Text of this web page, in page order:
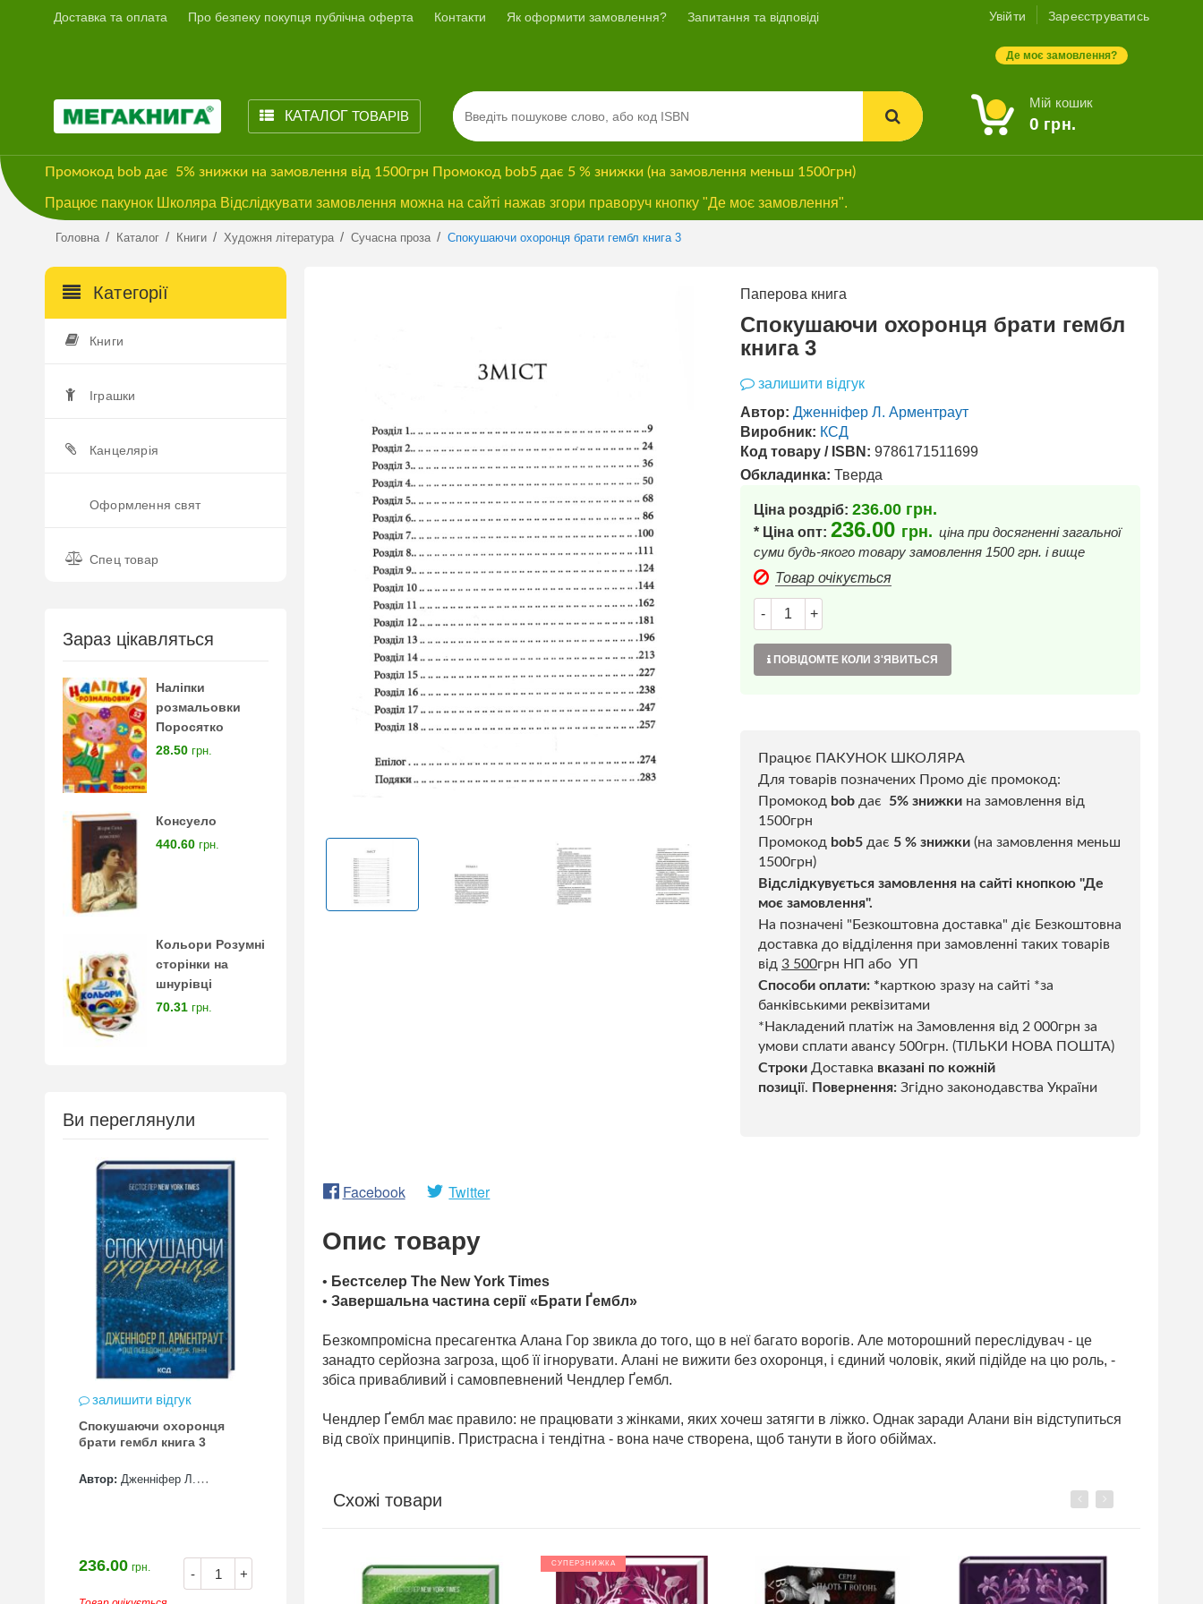
Доставка та оплата Про безпеку покупця публічна оферта Контакти Як оформити замовлення? Запитання та відповіді Увійти Зареєструватись
Де моє замовлення?
КАТАЛОГТОВАРІВ
Мій кошик
0 грн.
Промокод bob дає 5% знижки на замовлення від 1500грн Промокод bob5 дає 5 % знижки (на замовлення меньш 1500грн)
Працює пакунок Школяра Відслідкувати замовлення можна на сайті нажав згори праворуч кнопку "Де моє замовлення".
Головна / Каталог / Книги / Художня література / Сучасна проза / Спокушаючи охоронця брати гембл книга 3
Категорії
Книги
Іграшки
Канцелярія
Оформлення свят
Спец товар
Зараз цікавляться
Наліпки
розмальовки
Поросятко
28.50 грн.
Консуело
440.60 грн.
Кольори Розумні
сторінки на
шнурівці
70.31 грн.
Ви переглянули
залишити відгук
Спокушаючи охоронця
брати гембл книга 3
Автор: Дженніфер Л.
- +
236.00 грн.
Previous
Паперова книга
Спокушаючи охоронця брати гембл
книга 3
залишити відгук
Автор: Дженніфер Л. Арментраут
Виробник: КСД
Код товару / ISBN: 9786171511699
Обкладинка: Тверда
Ціна роздріб: 236.00 грн.
* Ціна опт: 236.00 грн. ціна при досягненні загальної
суми будь-якого товару замовлення 1500 грн. і вище
Товар очікується
- +
ПОВІДОМТЕ КОЛИ З'ЯВИТЬСЯ
Працює ПАКУНОК ШКОЛЯРА
Для товарів позначених Промо діє промокод:
Промокод bob дає 5% знижки на замовлення від
1500грн
Промокод bob5 дає 5 % знижки (на замовлення меньш
1500грн)
Відслідкувується замовлення на сайті кнопкою "Де
моє замовлення".
На позначені "Безкоштовна доставка" діє Безкоштовна
доставка до відділення при замовленні таких товарів
від 3 500грн НП або УП
Способи оплати: *карткою зразу на сайті *за
банківськими реквізитами
*Накладений платіж на Замовлення від 2 000грн за
умови сплати авансу 500грн. (ТІЛЬКИ НОВА ПОШТА)
Строки Доставка вказані по кожній
позиції. Повернення: Згідно законодавства України
Facebook Twitter
Опис товару
• Бестселер The New York Times
• Завершальна частина серії «Брати Ґембл»
Безкомпромісна пресагентка Алана Гор звикла до того, що в неї багато ворогів. Але моторошний переслідувач - це
занадто серйозна загроза, щоб її ігнорувати. Алані не вижити без охоронця, і єдиний чоловік, який підійде на цю роль, -
збіса привабливий і самовпевнений Чендлер Ґембл.
Чендлер Ґембл має правило: не працювати з жінками, яких хочеш затягти в ліжко. Однак заради Алани він відступиться
від своїх принципів. Пристрасна і тендітна - вона наче створена, щоб танути в його обіймах.
Схожі товари Previous
СУПЕРЗНИЖКА
Next